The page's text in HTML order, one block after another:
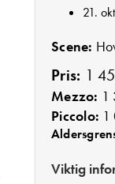
21.
Scene:
Pris: 1
Mezzo: 1
Piccolo: 1
Viktig